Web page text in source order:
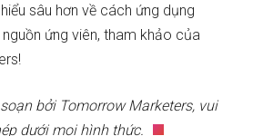
sâu hơn về cách ứng dụng
ứng viên, tham khảo của
bởi Tomorrow Marketers, vui
dưới mọi hình thức.